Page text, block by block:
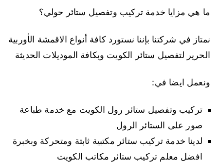
ما هي مزايا خدمة تركيب وتفصيل ستائر حولي؟
نمتاز في شركتنا بإننا نستورد كافة أنواع الاقمشة الأوربية
الحرير لتفصيل ستائر الكويت وبكافة الموديلات الحديثة
ونعمل ايضا في:
تركيب وتفصيل ستائر رول الكويت مع خدمة طباعة
صور على الستائر الرول
لدينا خدمة تركيب ستائر مكتبية ثابتة ومتحركة وبخبرة
افضل معلم تركيب ستائر مكاتب الكويت